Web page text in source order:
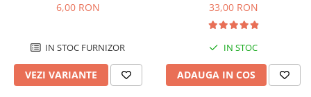
Unelte taiat
Lopeti pentru zapada
Roabe si carucioare
6,00 RON
IN STOC FURNIZOR
VEZI VARIANTE
33,00 RON
IN STOC
ADAUGA IN COS